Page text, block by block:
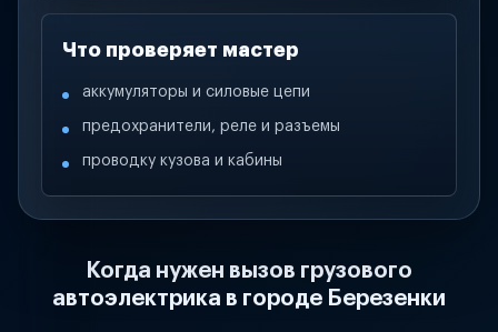
Что проверяет мастер
аккумуляторы и силовые цепи
предохранители, реле и разъемы
проводку кузова и кабины
Когда нужен вызов грузового
автоэлектрика в городе Березенки